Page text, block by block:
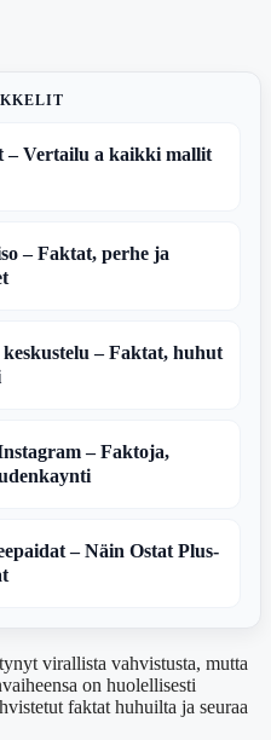
– Vertailu a kaikki mallit
– Faktat, perhe ja
– Faktat, huhut
– Faktoja,
– Näin Ostat Plus-
virallista vahvistusta, mutta
on huolellisesti
faktat huhuilta ja seuraa